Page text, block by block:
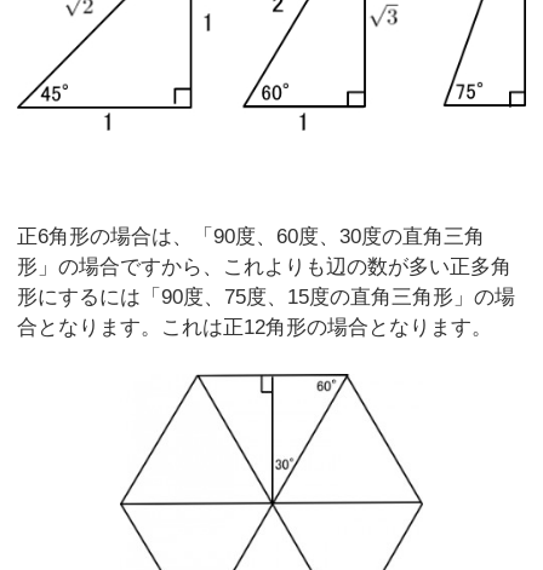
正6角形の場合は、「90度、60度、30度の直角三角
形」の場合ですから、これよりも辺の数が多い正多角
形にするには「90度、75度、15度の直角三角形」の場
合となります。これは正12角形の場合となります。